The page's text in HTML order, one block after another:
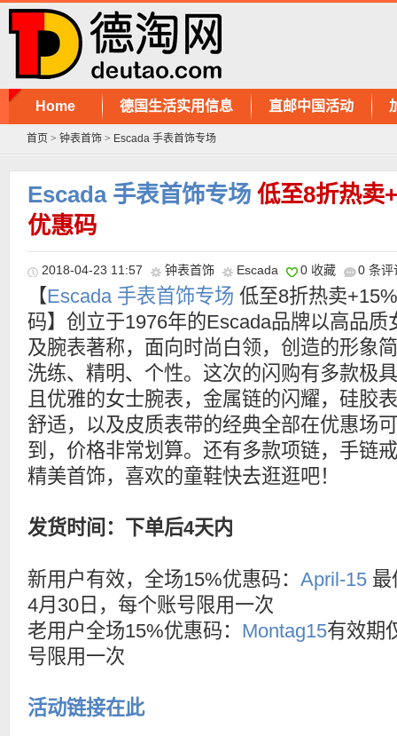
Home 德国生活实用信息 直邮中国活动
首页 > 钟表首饰 > Escada 手表首饰专场
Escada 手表首饰专场 低至8折热卖
优惠码
2018-04-23 11:57 钟表首饰 Escada 0 收藏 0 条评
【Escada 手表首饰专场 低至8折热卖
码】创立于1976年的Escada品牌以高品质
及腕表著称，面向时尚白领，创造的形象
洗练、精明、个性。这次的闪购有多款极
且优雅的女士腕表，金属链的闪耀，硅胶
舒适，以及皮质表带的经典全部在优惠场
到，价格非常划算。还有多款项链，手链
精美首饰，喜欢的童鞋快去逛逛吧！
发货时间：下单后4天内
新用户有效，全场15%优惠码： April-15 最
4月30日，每个账号限用一次
老用户全场15%优惠码： Montag15有效期
号限用一次
活动链接在此